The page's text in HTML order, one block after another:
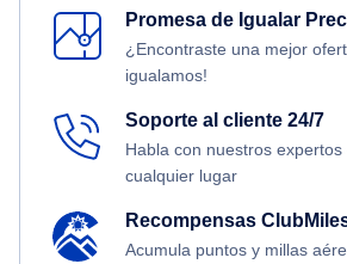
Promesa de Igualar
¿Encontraste una mejor
igualamos!
Soporte al cliente 24/7
Habla con nuestros expertos
cualquier lugar
Recompensas
Acumula puntos y millas